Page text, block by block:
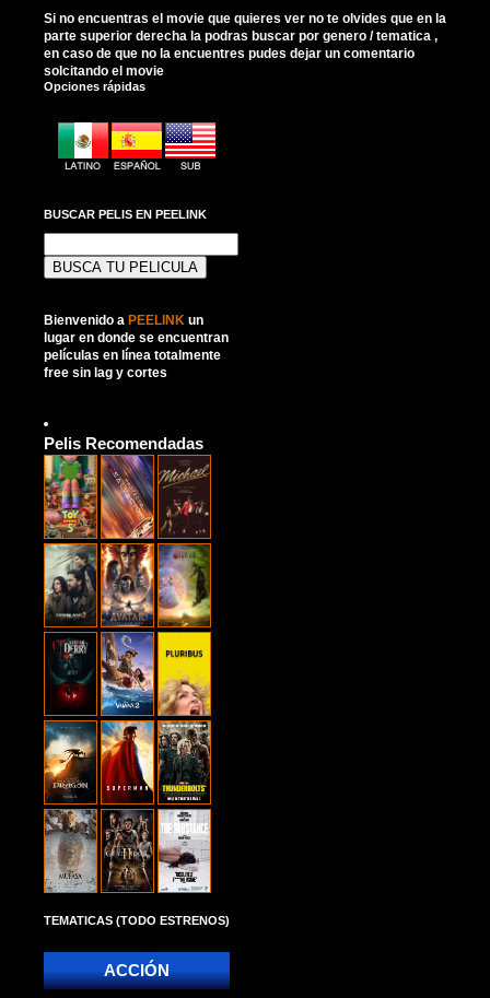
Si no encuentras el movie que quieres ver no te olvides que en la
parte superior derecha la podras buscar por genero / tematica ,
en caso de que no la encuentres pudes dejar un comentario
solcitando el movie
Opciones rápidas
BUSCAR PELIS EN PEELINK
Bienvenido a PEELINK un
lugar en donde se encuentran
películas en línea totalmente
free sin lag y cortes
Pelis Recomendadas
TEMATICAS (TODO ESTRENOS)
ACCIÓN